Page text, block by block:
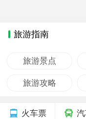
旅游指南
旅游景点
旅游攻略
火车票